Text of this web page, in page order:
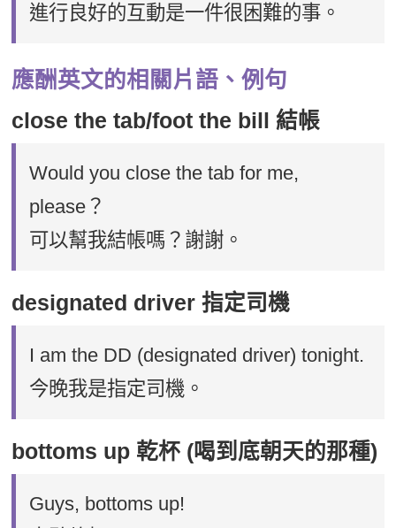
進行良好的互動是一件很困難的事。
應酬英文的相關片語、例句
close the tab/foot the bill 結帳
Would you close the tab for me,
please？
可以幫我結帳嗎？謝謝。
designated driver 指定司機
I am the DD (designated driver) tonight.
今晚我是指定司機。
bottoms up 乾杯 (喝到底朝天的那種)
Guys, bottoms up!